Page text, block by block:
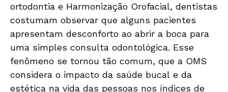
ortodontia e Harmonização Orofacial, dentistas
costumam observar que alguns pacientes
apresentam desconforto ao abrir a boca para
uma simples consulta odontológica. Esse
fenômeno se tornou tão comum, que a OMS
considera o impacto da saúde bucal e da
estética na vida das pessoas nos índices de